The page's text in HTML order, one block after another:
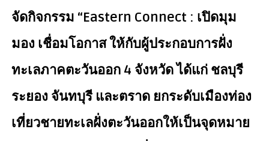
จัดกิจกรรม “Eastern Connect : เปิดมุม
มอง เชื่อมโอกาส ให้กับผู้ประกอบการฝั่ง
ทะเลภาคตะวันออก 4 จังหวัด ได้แก่ ชลบุรี
ระยอง จันทบุรี และตราด ยกระดับเมืองท่อง
เที่ยวชายทะเลฝั่งตะวันออกให้เป็นจุดหมาย